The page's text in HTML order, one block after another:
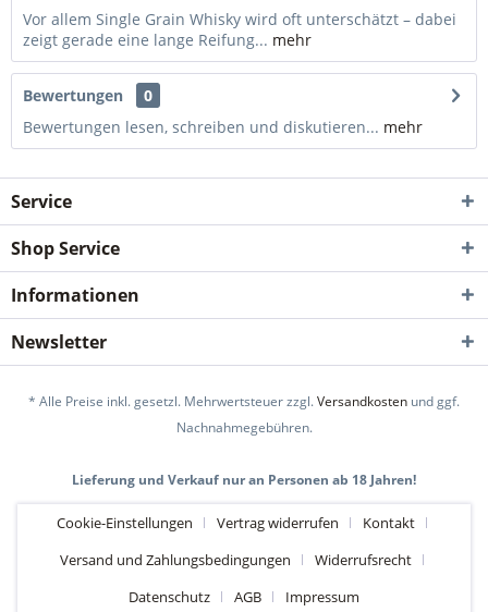
Vor allem Single Grain Whisky wird oft unterschätzt – dabei
zeigt gerade eine lange Reifung... mehr
Bewertungen
0
Bewertungen lesen, schreiben und diskutieren... mehr
Service
Shop Service
Informationen
Newsletter
* Alle Preise inkl. gesetzl. Mehrwertsteuer zzgl.Versandkosten und ggf.
Nachnahmegebühren.
Lieferung und Verkauf nur an Personen ab 18 Jahren!
Cookie-Einstellungen Vertrag widerrufen
Kontakt
Versand und Zahlungsbedingungen
Widerrufsrecht
Datenschutz
AGB Impressum